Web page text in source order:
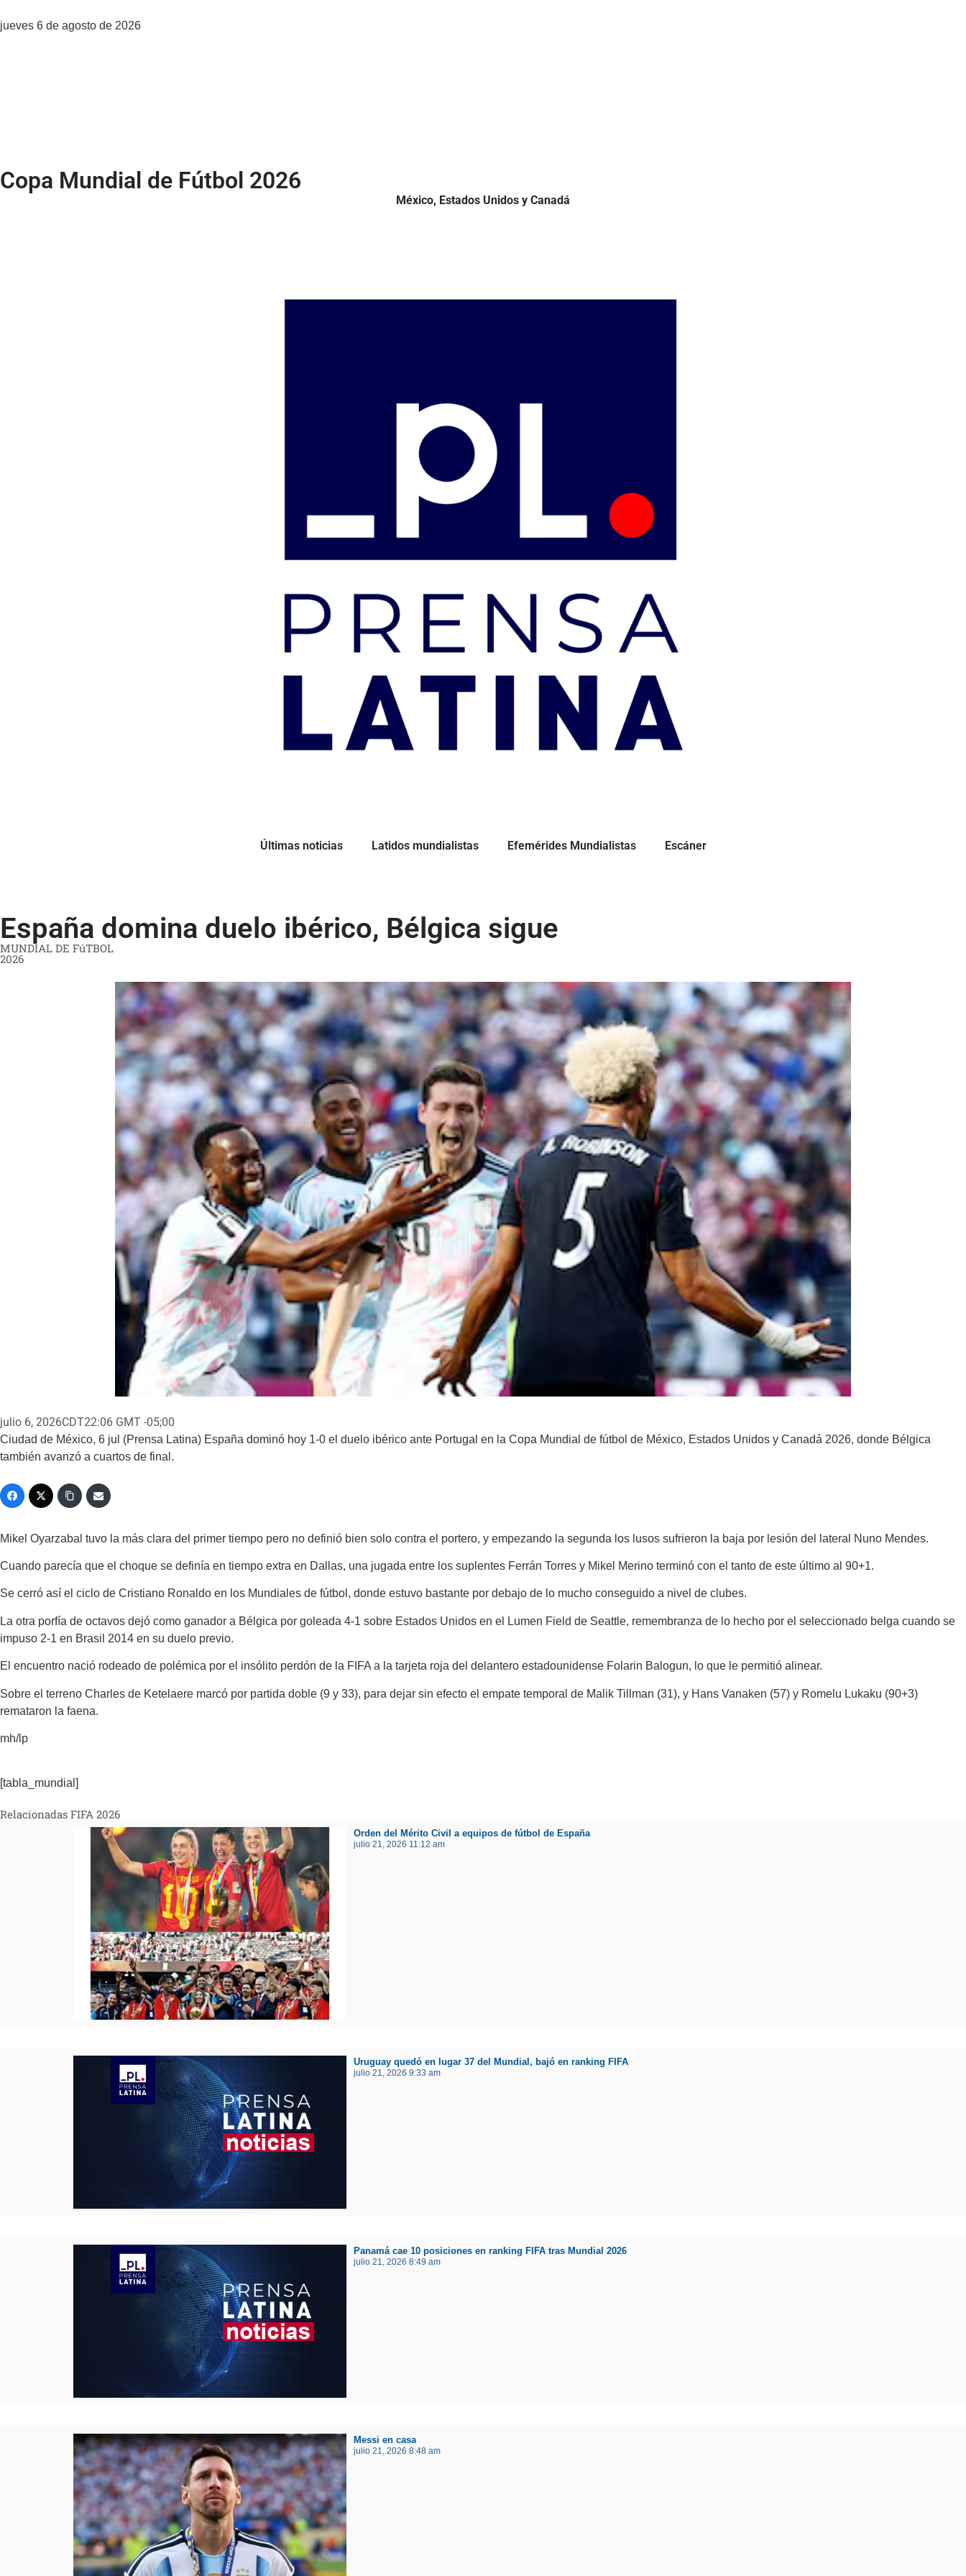
jueves 6 de agosto de 2026
Copa Mundial de Fútbol 2026
México, Estados Unidos y Canadá
Últimas noticias Latidos mundialistas Efemérides Mundialistas Escáner
España domina duelo ibérico, Bélgica sigue
MUNDIAL DE FúTBOL
2026
julio 6, 2026CDT22:06 GMT -05;00
Ciudad de México, 6 jul (Prensa Latina) España dominó hoy 1-0 el duelo ibérico ante Portugal en la Copa Mundial de fútbol de México, Estados Unidos y Canadá 2026, donde Bélgica
también avanzó a cuartos de final.
Mikel Oyarzabal tuvo la más clara del primer tiempo pero no definió bien solo contra el portero, y empezando la segunda los lusos sufrieron la baja por lesión del lateral Nuno Mendes.
Cuando parecía que el choque se definía en tiempo extra en Dallas, una jugada entre los suplentes Ferrán Torres y Mikel Merino terminó con el tanto de este último al 90+1.
Se cerró así el ciclo de Cristiano Ronaldo en los Mundiales de fútbol, donde estuvo bastante por debajo de lo mucho conseguido a nivel de clubes.
La otra porfía de octavos dejó como ganador a Bélgica por goleada 4-1 sobre Estados Unidos en el Lumen Field de Seattle, remembranza de lo hecho por el seleccionado belga cuando se
impuso 2-1 en Brasil 2014 en su duelo previo.
El encuentro nació rodeado de polémica por el insólito perdón de la FIFA a la tarjeta roja del delantero estadounidense Folarin Balogun, lo que le permitió alinear.
Sobre el terreno Charles de Ketelaere marcó por partida doble (9 y 33), para dejar sin efecto el empate temporal de Malik Tillman (31), y Hans Vanaken (57) y Romelu Lukaku (90+3)
remataron la faena.
mh/lp
[tabla_mundial]
Relacionadas FIFA 2026
Orden del Mérito Civil a equipos de fútbol de España
julio 21, 2026 11:12 am
Uruguay quedó en lugar 37 del Mundial, bajó en ranking FIFA
julio 21, 2026 9:33 am
Panamá cae 10 posiciones en ranking FIFA tras Mundial 2026
julio 21, 2026 8:49 am
Messi en casa
julio 21, 2026 8:48 am